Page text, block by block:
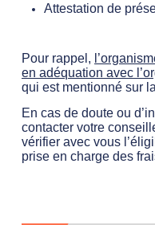
Attestation de
Pour rappel,
en adéquation avec
qui est mentionné sur
En cas de doute ou
contacter votre
vérifier avec vous
prise en charge des